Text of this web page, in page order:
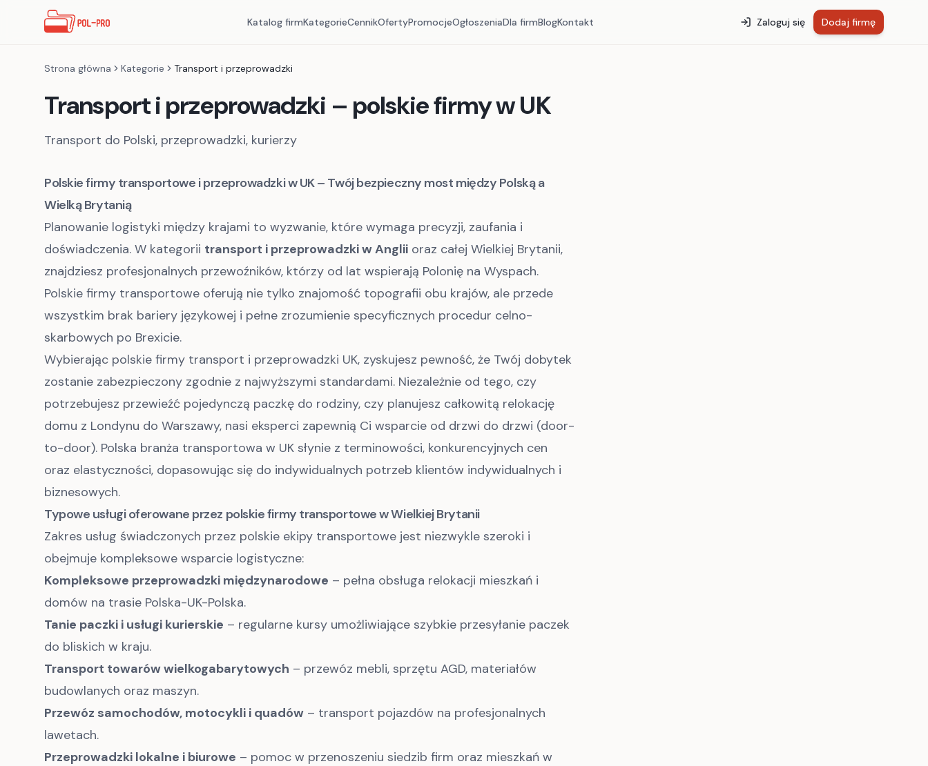
Katalog firmKategorieCennikOfertyPromocjeOgłoszeniaDla firmBlogKontakt Zaloguj się Dodaj firmę
Strona główna Kategorie Transport i przeprowadzki
Transport i przeprowadzki – polskie firmy w UK
Transport do Polski, przeprowadzki, kurierzy
Polskie firmy transportowe i przeprowadzki w UK – Twój bezpieczny most między Polską a
Wielką Brytanią
Planowanie logistyki między krajami to wyzwanie, które wymaga precyzji, zaufania i
doświadczenia. W kategorii transport i przeprowadzki w Anglii oraz całej Wielkiej Brytanii,
znajdziesz profesjonalnych przewoźników, którzy od lat wspierają Polonię na Wyspach.
Polskie firmy transportowe oferują nie tylko znajomość topografii obu krajów, ale przede
wszystkim brak bariery językowej i pełne zrozumienie specyficznych procedur celno-
skarbowych po Brexicie.
Wybierając polskie firmy transport i przeprowadzki UK, zyskujesz pewność, że Twój dobytek
zostanie zabezpieczony zgodnie z najwyższymi standardami. Niezależnie od tego, czy
potrzebujesz przewieźć pojedynczą paczkę do rodziny, czy planujesz całkowitą relokację
domu z Londynu do Warszawy, nasi eksperci zapewnią Ci wsparcie od drzwi do drzwi (door-
to-door). Polska branża transportowa w UK słynie z terminowości, konkurencyjnych cen
oraz elastyczności, dopasowując się do indywidualnych potrzeb klientów indywidualnych i
biznesowych.
Typowe usługi oferowane przez polskie firmy transportowe w Wielkiej Brytanii
Zakres usług świadczonych przez polskie ekipy transportowe jest niezwykle szeroki i
obejmuje kompleksowe wsparcie logistyczne:
Kompleksowe przeprowadzki międzynarodowe – pełna obsługa relokacji mieszkań i
domów na trasie Polska-UK-Polska.
Tanie paczki i usługi kurierskie – regularne kursy umożliwiające szybkie przesyłanie paczek
do bliskich w kraju.
Transport towarów wielkogabarytowych – przewóz mebli, sprzętu AGD, materiałów
budowlanych oraz maszyn.
Przewóz samochodów, motocykli i quadów – transport pojazdów na profesjonalnych
lawetach.
Przeprowadzki lokalne i biurowe – pomoc w przenoszeniu siedzib firm oraz mieszkań w